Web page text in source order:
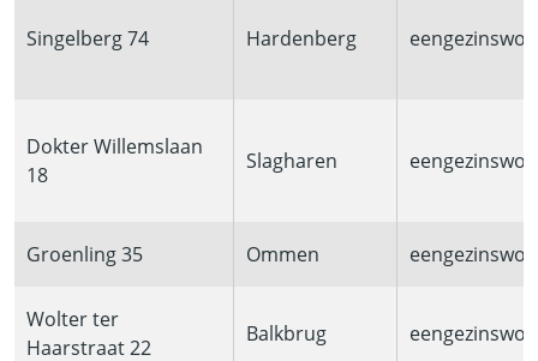
Singelberg 74 Hardenberg
Dokter Willemslaan
18
Slagharen
Groenling 35 Ommen
Wolter ter
Haarstraat 22
Balkbrug